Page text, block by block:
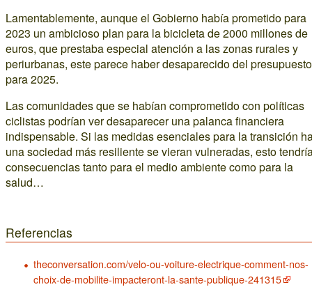
Lamentablemente, aunque el Gobierno había prometido para
2023 un ambicioso plan para la bicicleta de 2000 millones de
euros, que prestaba especial atención a las zonas rurales y
periurbanas, este parece haber desaparecido del presupuesto
para 2025.
Las comunidades que se habían comprometido con políticas
ciclistas podrían ver desaparecer una palanca financiera
indispensable. Si las medidas esenciales para la transición
una sociedad más resiliente se vieran vulneradas, esto
consecuencias tanto para el medio ambiente como para la
salud…
Referencias
theconversation.com/velo-ou-voiture-electrique-comment-nos-
choix-de-mobilite-impacteront-la-sante-publique-241315